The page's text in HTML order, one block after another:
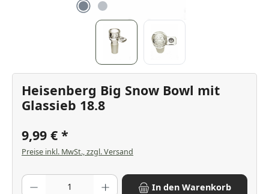
Heisenberg Big Snow Bowl mit
Glassieb 18.8
9,99 €
Preise inkl. MwSt., zzgl. Versand
Produkt Anzahl: Gib den gewünschten Wert ein oder benutze die
In den Warenkorb